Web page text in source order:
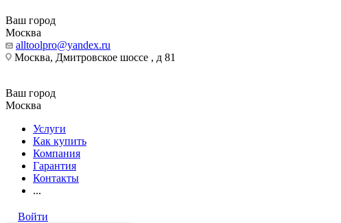
Ваш город
Москва
alltoolpro@yandex.ru
Москва, Дмитровское шоссе , д 81
Ваш город
Москва
Услуги
Как купить
Компания
Гарантия
Контакты
...
Войти